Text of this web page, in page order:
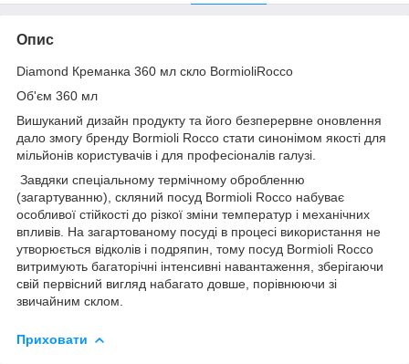
Опис
Diamond Креманка 360 мл скло BormioliRocco
Об'єм 360 мл
Вишуканий дизайн продукту та його безперервне оновлення
дало змогу бренду Bormioli Rocco стати синонімом якості для
мільйонів користувачів і для професіоналів галузі.
Завдяки спеціальному термічному обробленню
(загартуванню), скляний посуд Bormioli Rocco набуває
особливої стійкості до різкої зміни температур і механічних
впливів. На загартованому посуді в процесі використання не
утворюється відколів і подряпин, тому посуд Bormioli Rocco
витримують багаторічні інтенсивні навантаження, зберігаючи
свій первісний вигляд набагато довше, порівнюючи зі
звичайним склом.
Приховати